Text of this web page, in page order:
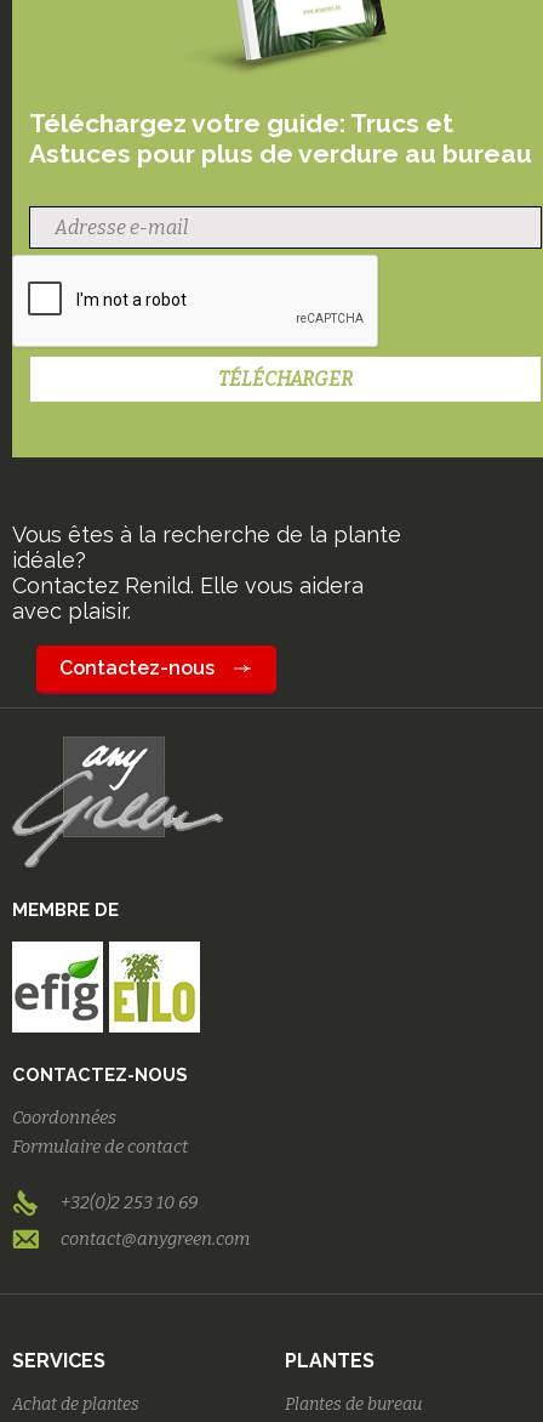
Téléchargez votre guide: Trucs et
Astuces pour plus de verdure au bureau
Vous êtes à la recherche de la plante
idéale?
Contactez Renild. Elle vous aidera
avec plaisir.
Contactez-nous
MEMBRE DE
CONTACTEZ-NOUS
Coordonnées
Formulaire de contact
+32(0)2 253 10 69
contact@anygreen.com
SERVICES
Achat de plantes
PLANTES
Plantes de bureau